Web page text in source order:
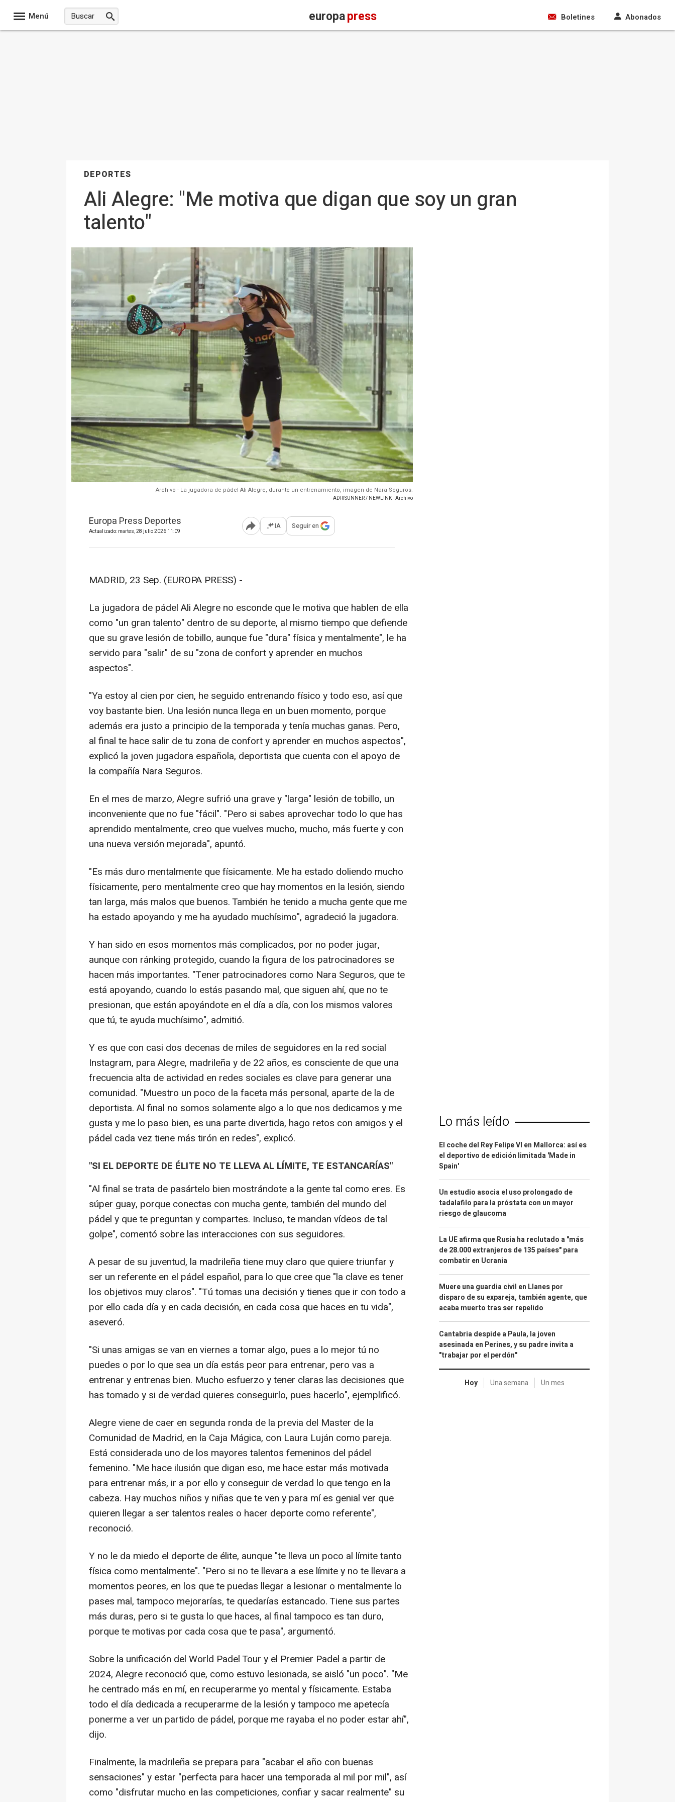
Menú europapress Boletines Abonados
DEPORTES
Ali Alegre: "Me motiva que digan que soy un gran
talento"
Archivo - La jugadora de pádel Ali Alegre, durante un entrenamiento, imagen de Nara Seguros.
- ADRISUNNER / NEWLINK - Archivo
Europa Press Deportes
Actualizado: martes, 28 julio 2026 11:09 Abrir opciones para compartir
IA Seguir en
MADRID, 23 Sep. (EUROPA PRESS) -
La jugadora de pádel Ali Alegre no esconde que le motiva que hablen de ella
como "un gran talento" dentro de su deporte, al mismo tiempo que defiende
que su grave lesión de tobillo, aunque fue "dura" física y mentalmente", le ha
servido para "salir" de su "zona de confort y aprender en muchos
aspectos".
"Ya estoy al cien por cien, he seguido entrenando físico y todo eso, así que
voy bastante bien. Una lesión nunca llega en un buen momento, porque
además era justo a principio de la temporada y tenía muchas ganas. Pero,
al final te hace salir de tu zona de confort y aprender en muchos aspectos",
explicó la joven jugadora española, deportista que cuenta con el apoyo de
la compañía Nara Seguros.
En el mes de marzo, Alegre sufrió una grave y "larga" lesión de tobillo, un
inconveniente que no fue "fácil". "Pero si sabes aprovechar todo lo que has
aprendido mentalmente, creo que vuelves mucho, mucho, más fuerte y con
una nueva versión mejorada", apuntó.
"Es más duro mentalmente que físicamente. Me ha estado doliendo mucho
físicamente, pero mentalmente creo que hay momentos en la lesión, siendo
tan larga, más malos que buenos. También he tenido a mucha gente que me
ha estado apoyando y me ha ayudado muchísimo", agradeció la jugadora.
Y han sido en esos momentos más complicados, por no poder jugar,
aunque con ránking protegido, cuando la figura de los patrocinadores se
hacen más importantes. "Tener patrocinadores como Nara Seguros, que te
está apoyando, cuando lo estás pasando mal, que siguen ahí, que no te
presionan, que están apoyándote en el día a día, con los mismos valores
que tú, te ayuda muchísimo", admitió.
Y es que con casi dos decenas de miles de seguidores en la red social
Instagram, para Alegre, madrileña y de 22 años, es consciente de que una
frecuencia alta de actividad en redes sociales es clave para generar una
comunidad. "Muestro un poco de la faceta más personal, aparte de la de
deportista. Al final no somos solamente algo a lo que nos dedicamos y me
gusta y me lo paso bien, es una parte divertida, hago retos con amigos y el
pádel cada vez tiene más tirón en redes", explicó.
"SI EL DEPORTE DE ÉLITE NO TE LLEVA AL LÍMITE, TE ESTANCARÍAS"
"Al final se trata de pasártelo bien mostrándote a la gente tal como eres. Es
súper guay, porque conectas con mucha gente, también del mundo del
pádel y que te preguntan y compartes. Incluso, te mandan vídeos de tal
golpe", comentó sobre las interacciones con sus seguidores.
A pesar de su juventud, la madrileña tiene muy claro que quiere triunfar y
ser un referente en el pádel español, para lo que cree que "la clave es tener
los objetivos muy claros". "Tú tomas una decisión y tienes que ir con todo a
por ello cada día y en cada decisión, en cada cosa que haces en tu vida",
aseveró.
"Si unas amigas se van en viernes a tomar algo, pues a lo mejor tú no
puedes o por lo que sea un día estás peor para entrenar, pero vas a
entrenar y entrenas bien. Mucho esfuerzo y tener claras las decisiones que
has tomado y si de verdad quieres conseguirlo, pues hacerlo", ejemplificó.
Alegre viene de caer en segunda ronda de la previa del Master de la
Comunidad de Madrid, en la Caja Mágica, con Laura Luján como pareja.
Está considerada uno de los mayores talentos femeninos del pádel
femenino. "Me hace ilusión que digan eso, me hace estar más motivada
para entrenar más, ir a por ello y conseguir de verdad lo que tengo en la
cabeza. Hay muchos niños y niñas que te ven y para mí es genial ver que
quieren llegar a ser talentos reales o hacer deporte como referente",
reconoció.
Y no le da miedo el deporte de élite, aunque "te lleva un poco al límite tanto
física como mentalmente". "Pero si no te llevara a ese límite y no te llevara a
momentos peores, en los que te puedas llegar a lesionar o mentalmente lo
pases mal, tampoco mejorarías, te quedarías estancado. Tiene sus partes
más duras, pero si te gusta lo que haces, al final tampoco es tan duro,
porque te motivas por cada cosa que te pasa", argumentó.
Sobre la unificación del World Padel Tour y el Premier Padel a partir de
2024, Alegre reconoció que, como estuvo lesionada, se aisló "un poco". "Me
he centrado más en mí, en recuperarme yo mental y físicamente. Estaba
todo el día dedicada a recuperarme de la lesión y tampoco me apetecía
ponerme a ver un partido de pádel, porque me rayaba el no poder estar ahí",
dijo.
Finalmente, la madrileña se prepara para "acabar el año con buenas
sensaciones" y estar "perfecta para hacer una temporada al mil por mil", así
como "disfrutar mucho en las competiciones, confiar y sacar realmente" su
Lo más leído
El coche del Rey Felipe VI en Mallorca: así es
el deportivo de edición limitada 'Made in
Spain'
Un estudio asocia el uso prolongado de
tadalafilo para la próstata con un mayor
riesgo de glaucoma
La UE afirma que Rusia ha reclutado a "más
de 28.000 extranjeros de 135 países" para
combatir en Ucrania
Muere una guardia civil en Llanes por
disparo de su expareja, también agente, que
acaba muerto tras ser repelido
Cantabria despide a Paula, la joven
asesinada en Perines, y su padre invita a
"trabajar por el perdón"
Hoy Una semana Un mes